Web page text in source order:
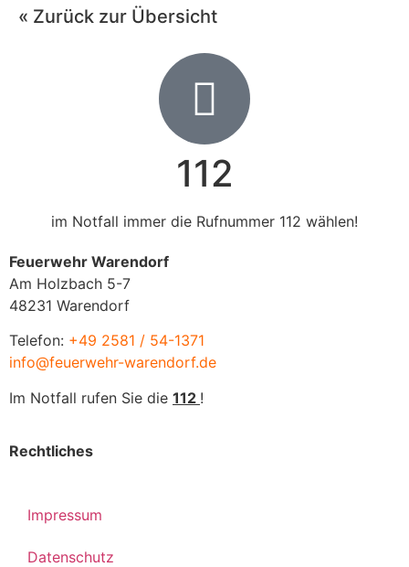
« Zurück zur Übersicht
112
im Notfall immer die Rufnummer 112 wählen!
Feuerwehr Warendorf
Am Holzbach 5-7
48231 Warendorf
Telefon: +49 2581 / 54-1371
info@feuerwehr-warendorf.de
Im Notfall rufen Sie die 112 !
Rechtliches
Impressum
Datenschutz